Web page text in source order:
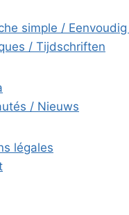
simple /
/ Tijdschriften
/ Nieuws
légales